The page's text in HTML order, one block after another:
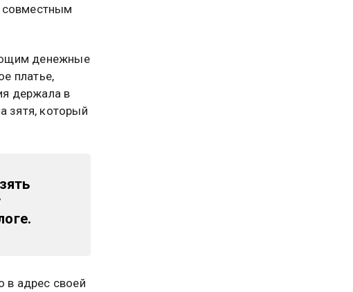
совместным
денежные
платье,
держала в
зятя, который
в адрес своей